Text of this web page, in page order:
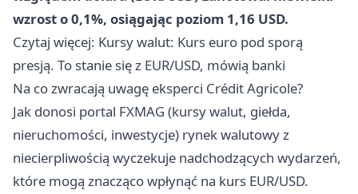
wzrost o 0,1%, osiągając poziom 1,16 USD.
Czytaj więcej: Kursy walut: Kurs euro pod sporą
presją. To stanie się z EUR/USD, mówią banki
Na co zwracają uwagę eksperci Crédit Agricole?
Jak donosi portal FXMAG (kursy walut, giełda,
nieruchomości, inwestycje) rynek walutowy z
niecierpliwością wyczekuje nadchodzących wydarzeń,
które mogą znacząco wpłynąć na kurs EUR/USD.